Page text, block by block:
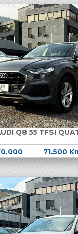
Q8 55 TFSI
71.500